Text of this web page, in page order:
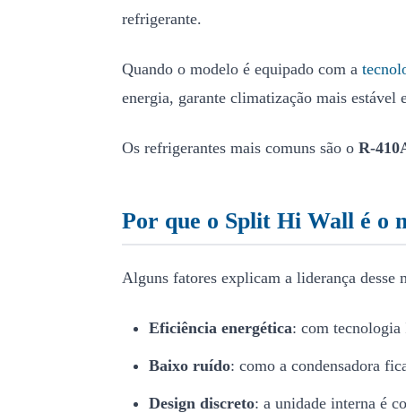
refrigerante.
Quando o modelo é equipado com a
energia, garante climatização mais estável
Os refrigerantes mais comuns são o R-
Por que o Split Hi Wall é o
Alguns fatores explicam a liderança desse
Eficiência energética: com tecnologia
Baixo ruído: como a condensadora
Design discreto: a unidade interna é